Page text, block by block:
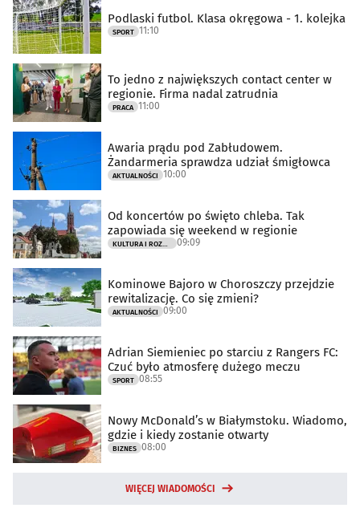
Podlaski futbol. Klasa okręgowa - 1. kolejka
SPORT 11:10
To jedno z największych contact center w
regionie. Firma nadal zatrudnia
PRACA 11:00
Awaria prądu pod Zabłudowem.
Żandarmeria sprawdza udział śmigłowca
AKTUALNOŚCI 10:00
Od koncertów po święto chleba. Tak
zapowiada się weekend w regionie
KULTURA I ROZRYWKA 09:09
Kominowe Bajoro w Choroszczy przejdzie
rewitalizację. Co się zmieni?
AKTUALNOŚCI 09:00
Adrian Siemieniec po starciu z Rangers FC:
Czuć było atmosferę dużego meczu
SPORT 08:55
Nowy McDonald’s w Białymstoku. Wiadomo,
gdzie i kiedy zostanie otwarty
BIZNES 08:00
WIĘCEJ WIADOMOŚCI